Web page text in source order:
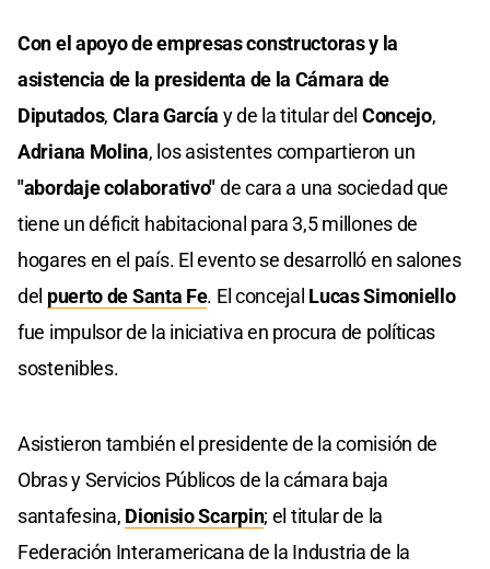
Con el apoyo de empresas constructoras y la
asistencia de la presidenta de la Cámara de
Diputados, Clara García y de la titular del Concejo,
Adriana Molina, los asistentes compartieron un
"abordaje colaborativo"de cara a una sociedad que
tiene un déficit habitacional para 3,5 millones de
hogares en el país. El evento se desarrolló en salones
del puerto de Santa Fe. El concejal Lucas Simoniello
fue impulsor de la iniciativa en procura de políticas
sostenibles.
Asistieron también el presidente de la comisión de
Obras y Servicios Públicos de la cámara baja
santafesina, Dionisio Scarpin; el titular de la
Federación Interamericana de la Industria de la